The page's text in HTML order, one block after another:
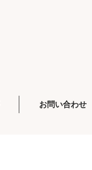
お問い合わせ